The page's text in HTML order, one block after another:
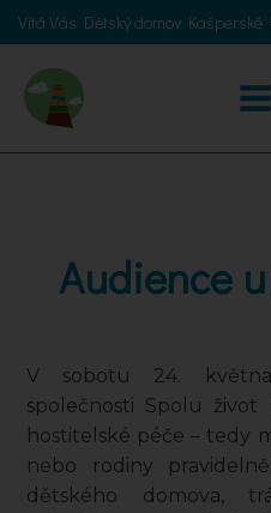
Vítá Vás Dětský domov Kašperské
Audience
V sobotu 24.
společnosti Spolu
hostitelské péče – tedy
nebo rodiny
dětského domova,